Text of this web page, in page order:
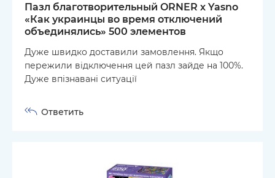
Пазл благотворительный ORNER х Yasno
«Как украинцы во время отключений
объединялись» 500 элементов
Дуже швидко доставили замовлення. Якщо
пережили відключення цей пазл зайде на 100%.
Дуже впізнавані ситуації
Ответить